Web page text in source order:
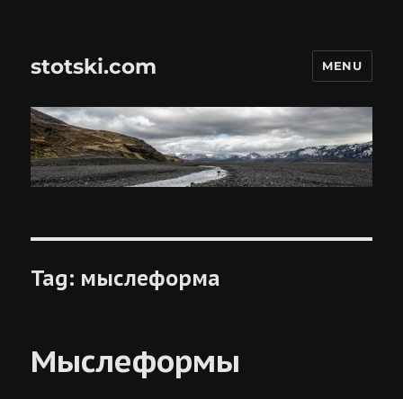
stotski.com MENU
Tag: мыслеформа
Мыслеформы